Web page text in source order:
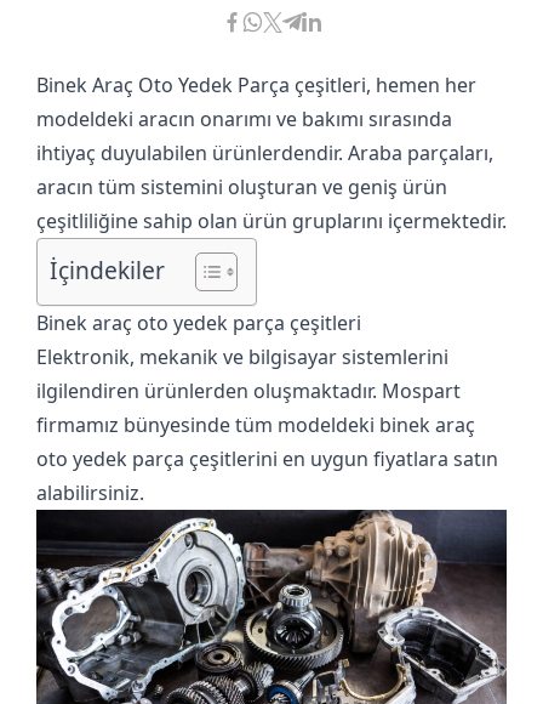
Binek Araç Oto Yedek Parça çeşitleri, hemen her
modeldeki aracın onarımı ve bakımı sırasında
ihtiyaç duyulabilen ürünlerdendir. Araba parçaları,
aracın tüm sistemini oluşturan ve geniş ürün
çeşitliliğine sahip olan ürün gruplarını içermektedir.
İçindekiler
Binek araç oto yedek parça çeşitleri
Elektronik, mekanik ve bilgisayar sistemlerini
ilgilendiren ürünlerden oluşmaktadır. Mospart
firmamız bünyesinde tüm modeldeki binek araç
oto yedek parça çeşitlerini en uygun fiyatlara satın
alabilirsiniz.